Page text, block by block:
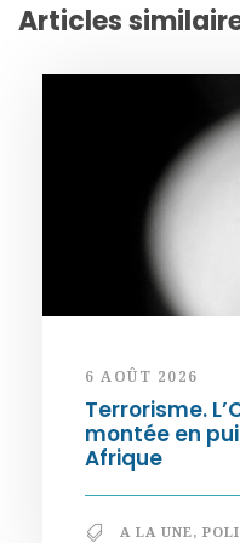
Articles
6 AOÛT 2026
Terrorisme.
montée en
Afrique
A LA UNE,